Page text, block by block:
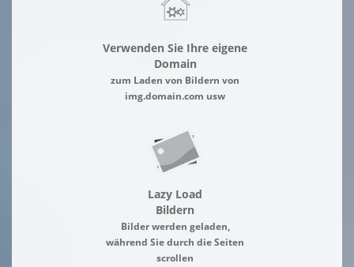
Verwenden Sie Ihre eigene
Domain
zum Laden von Bildern von
img.domain.com usw
Lazy Load
Bildern
Bilder werden geladen,
während Sie durch die Seiten
scrollen